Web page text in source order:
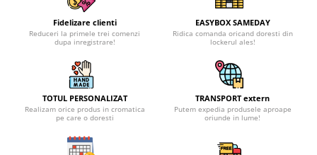
Fidelizare clienti
Reduceri la primele trei comenzi
dupa inregistrare!
EASYBOX SAMEDAY
Ridica comanda oricand doresti din
lockerul ales!
TOTUL PERSONALIZAT
Realizam orice produs in cromatica
pe care o doresti
TRANSPORT extern
Putem expedia produsele aproape
oriunde in lume!